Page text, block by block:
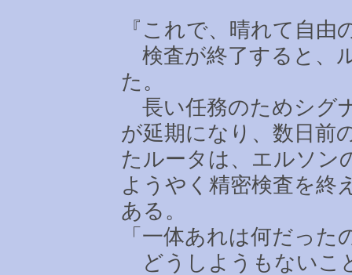
『これで、晴れて自由
検査が終了すると、
た。
長い任務のためシグ
が延期になり、数日前
たルータは、エルソン
ようやく精密検査を終
ある。
「一体あれは何だった
どうしようもないこ